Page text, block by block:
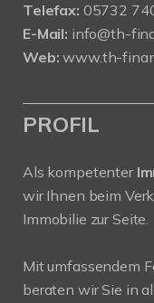
Telefax: 05732
E-Mail: info@th-
Web: www.th-
PROFIL
Als kompetenter
wir Ihnen beim
Immobilie zur Seite.
Mit umfassendem
beraten wir Sie in